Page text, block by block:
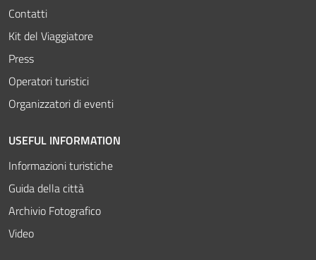
Contatti
Kit del Viaggiatore
Press
Operatori turistici
Organizzatori di eventi
USEFUL INFORMATION
Informazioni turistiche
Guida della città
Archivio Fotografico
Video